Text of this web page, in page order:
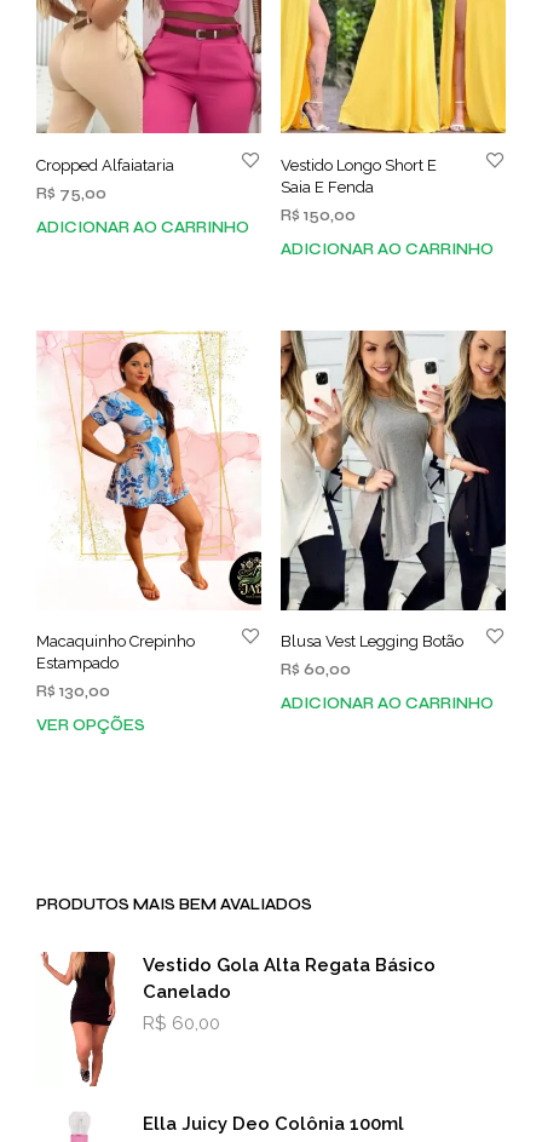
Cropped Alfaiataria
R$ 75,00
ADICIONAR AO CARRINHO
Vestido Longo Short E
Saia E Fenda
R$ 150,00
ADICIONAR AO CARRINHO
Macaquinho Crepinho
Estampado
R$ 130,00
VER OPÇÕES
podem
escolhidas
Blusa Vest Legging Botão
R$ 60,00
ADICIONAR AO CARRINHO
PRODUTOS MAIS BEM AVALIADOS
Vestido Gola Alta Regata Básico
Canelado
R$ 60,00
Ella Juicy Deo Colônia 100ml